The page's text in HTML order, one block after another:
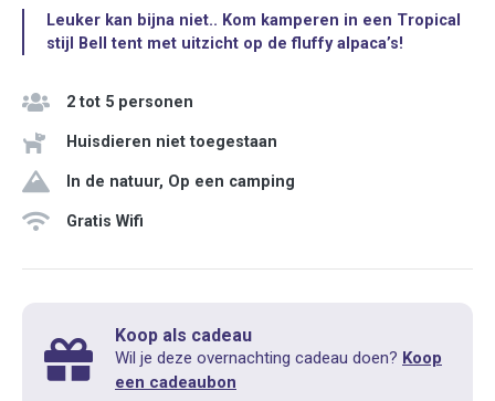
Leuker kan bijna niet.. Kom kamperen in een Tropical
stijl Bell tent met uitzicht op de fluffy alpaca’s!
2 tot 5 personen
Huisdieren niet toegestaan
In de natuur, Op een camping
Gratis Wifi
Koop als cadeau
Wil je deze overnachting cadeau doen? Koop
een cadeaubon